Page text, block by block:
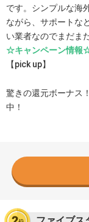
です。シンプルな海
ながら、サポートな
い業者なのでまだま
☆キャンペーン情報
【pick up】
驚きの還元ボーナス
中！